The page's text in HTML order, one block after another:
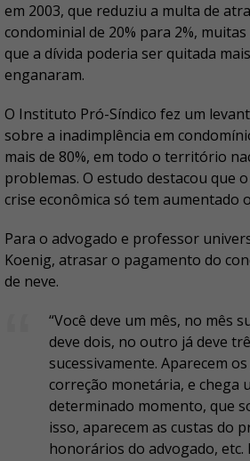
em 2003, que reduziu a multa de
condominial de 20% para 2%,
que a dívida poderia ser quitada
enganaram.
O Instituto Pró-Síndico fez um
sobre a inadimplência em
mais de 80%, em todo o território
problemas. O estudo destacou que
crise econômica só tem aumentado
Para o advogado e professor
Koenig, atrasar o pagamento do
de neve.
“Você deve um mês, no mês
deve dois, no outro já deve
sucessivamente. Aparecem
correção monetária, e chega
determinado momento, que
isso, aparecem as custas do
honorários do advogado, etc.